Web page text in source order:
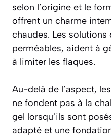
selon l’origine et le
offrent un charme
chaudes. Les
perméables, aident à
à limiter les flaques.
Au-delà de l’aspect,
ne fondent pas à la
gel lorsqu’ils sont
adapté et une